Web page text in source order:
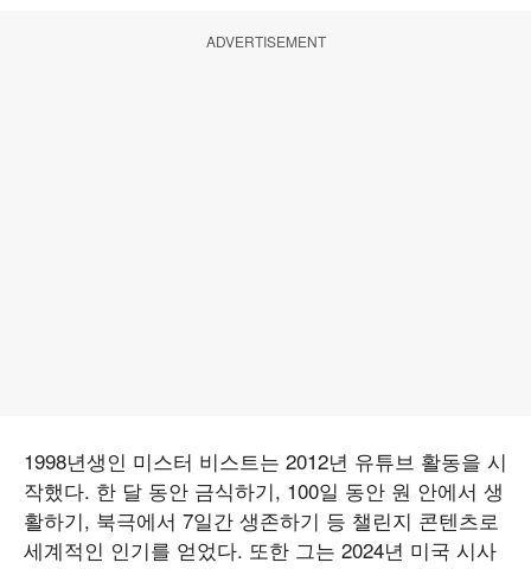
ADVERTISEMENT
1998년생인 미스터 비스트는 2012년 유튜브 활동을 시
작했다. 한 달 동안 금식하기, 100일 동안 원 안에서 생
활하기, 북극에서 7일간 생존하기 등 챌린지 콘텐츠로
세계적인 인기를 얻었다. 또한 그는 2024년 미국 시사